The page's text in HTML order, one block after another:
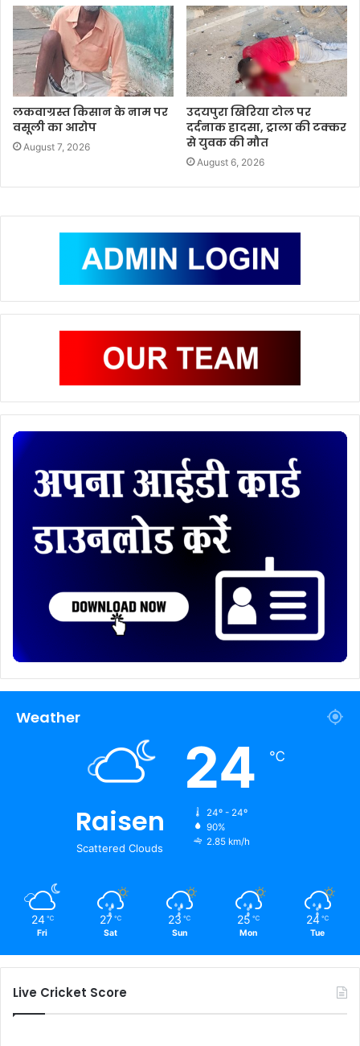
लकवाग्रस्त किसान के नाम पर
वसूली का आरोप
August 7, 2026
उदयपुरा खिरिया टोल पर
दर्दनाक हादसा, ट्राला की टक्कर
से युवक की मौत
August 6, 2026
Weather
Raisen
Scattered Clouds
24 ℃
24º - 24º
90%
2.85 km/h
24 ℃
Fri
27 ℃
Sat
23 ℃
Sun
25 ℃
Mon
24 ℃
Tue
Live Cricket Score